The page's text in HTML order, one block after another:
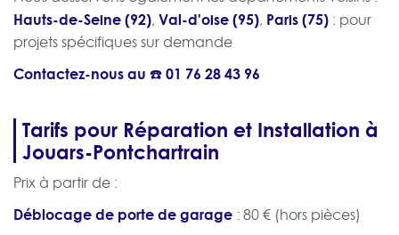
Hauts-de-Seine (92), Val-d'oise (95), Paris (75) : pour
projets spécifiques sur demande
Contactez-nous au ☎️01 76 28 43 96
Tarifs pour Réparation et Installation à
Jouars-Pontchartrain
Prix à partir de :
Déblocage de porte de garage : 80 € (hors pièces)